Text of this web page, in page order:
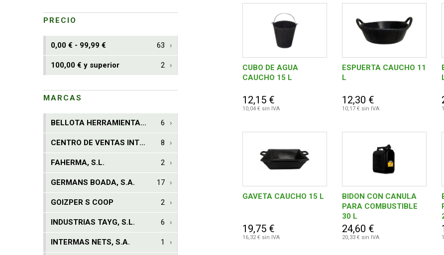
PRECIO
0,00 € - 99,99 € 63
100,00 € y superior 2
MARCAS
BELLOTA HERRAMIENTAS, S.L.U. 6
CENTRO DE VENTAS INTER. KOMERCIAL, S.A. 8
FAHERMA, S.L. 2
GERMANS BOADA, S.A. 17
GOIZPER S COOP 2
INDUSTRIAS TAYG, S.L. 6
INTERMAS NETS, S.A. 1
CUBO DE AGUA
CAUCHO 15 L
12,15 €
10,04 € sin IVA
ESPUERTA CAUCHO 11
L
12,30 €
10,17 € sin IVA
GAVETA CAUCHO 15 L
19,75 €
16,32 € sin IVA
BIDON CON CANULA
PARA COMBUSTIBLE
30 L
24,60 €
20,33 € sin IVA